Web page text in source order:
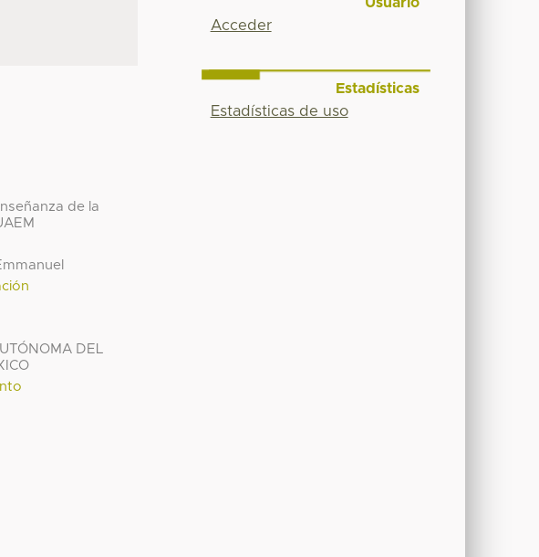
de la
DEL
Acceder
Estadísticas
Estadísticas de uso